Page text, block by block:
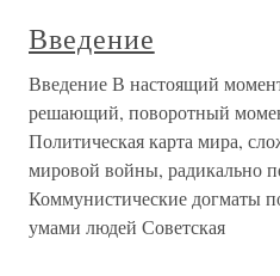
Введение
Введение В настоящий
решающий, поворотный
Политическая карта мира,
мировой войны, радикально
Коммунистические догматы
умами людей Советская